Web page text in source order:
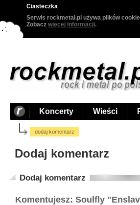
Ciasteczka
Serwis rockmetal.pl używa plików
Zobacz więcej informacji.
Koncerty Wieści
dodaj komentarz
Dodaj komentarz
Dodaj komentarz
Komentujesz: Soulfly